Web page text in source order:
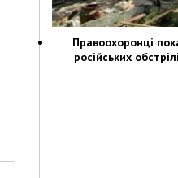
Правоохоронці
російських